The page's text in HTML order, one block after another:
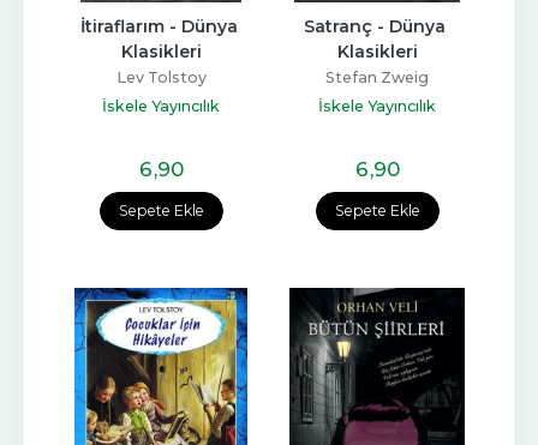
Sepete Ekle
İtiraflarım - Dünya
Klasikleri
Lev Tolstoy
İskele Yayıncılık
6,90
Sepete Ekle
Satranç - Dünya
Klasikleri
Stefan Zweig
İskele Yayıncılık
6,90